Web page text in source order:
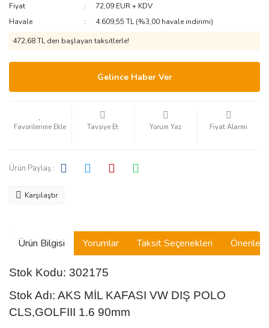
Fiyat
72,09 EUR + KDV
Havale
4.609,55 TL (%3,00 havale indirimi)
472,68 TL den başlayan taksitlerle!
Gelince Haber Ver
Tavsiye Et Yorum Yaz Fiyat Alarmı
Ürün Paylaş :
Karşılaştır
Ürün Bilgisi Yorumlar Taksit Seçenekleri
Stok Kodu: 302175
Stok Adı: AKS MİL KAFASI VW DIŞ POLO
CLS,GOLFIII 1.6 90mm